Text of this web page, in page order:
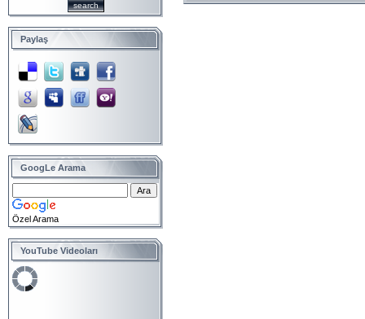
Paylaş
GoogLe Arama
Özel Arama
YouTube Videoları